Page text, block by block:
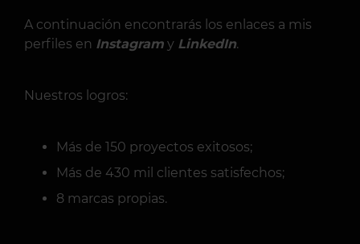
A continuación encontrarás los enlaces a mis
perfiles en Instagram y LinkedIn.
Nuestros logros:
Más de 150 proyectos exitosos;
Más de 430 mil clientes satisfechos;
8 marcas propias.